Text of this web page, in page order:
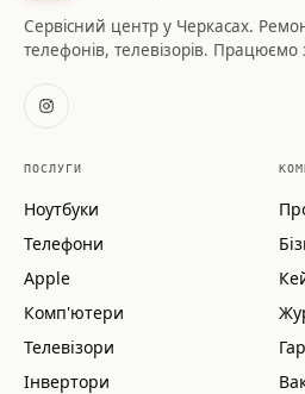
Сервісний центр у Черкасах.
телефонів, телевізорів. Працюємо
ПОСЛУГИ
Ноутбуки
Телефони
Apple
Комп'ютери
Телевізори
Інвертори